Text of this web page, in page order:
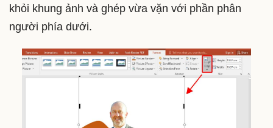
khỏi khung ảnh và ghép vừa vặn với phần phân
người phía dưới.